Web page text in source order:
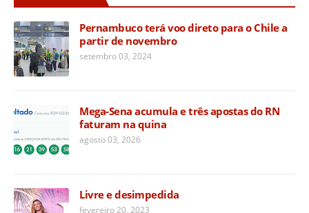
Pernambuco terá voo direto para o Chile a
partir de novembro
setembro 03, 2024
Mega-Sena acumula e três apostas do RN
faturam na quina
agosto 03, 2026
Livre e desimpedida
fevereiro 20, 2023